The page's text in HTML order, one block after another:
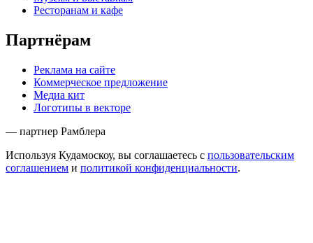
Ресторанам и кафе
Партнёрам
Реклама на сайте
Коммерческое предложение
Медиа кит
Логотипы в векторе
— партнер Рамблера
Используя Кудамоскоу, вы соглашаетесь с пользовательским
соглашением и политикой конфиденциальности.